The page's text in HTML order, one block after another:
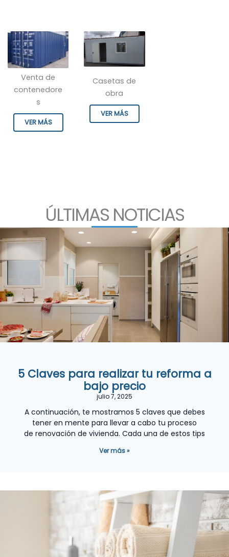
Venta de
contenedore
s
VER MÁS
Casetas de
obra
VER MÁS
ÚLTIMAS NOTICIAS
5 Claves para realizar tu reforma a
bajo precio
julio 7, 2025
A continuación, te mostramos 5 claves que debes
tener en mente para llevar a cabo tu proceso
de renovación de vivienda. Cada una de estos tips
Ver más »